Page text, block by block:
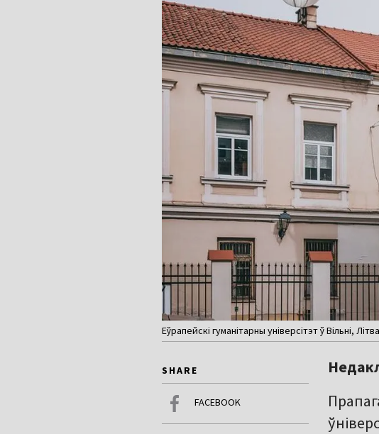
Еўрапейскі гуманітарны універсітэт ў Вільні,
SHARE
FACEBOOK